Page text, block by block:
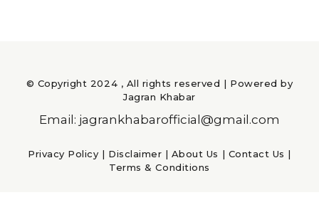
© Copyright 2024 , All rights reserved | Powered by
Jagran Khabar
Email: jagrankhabarofficial@gmail.com
Privacy Policy | Disclaimer | About Us | Contact Us |
Terms & Conditions